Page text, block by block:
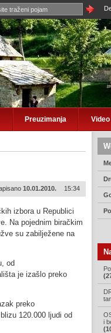
Preuzimanja
i
10.01.2010. 15:34
izbora u Republici
Na pojednim biračkim
su zabilježene na
od
je izašlo preko
preko
120.000 ljudi od